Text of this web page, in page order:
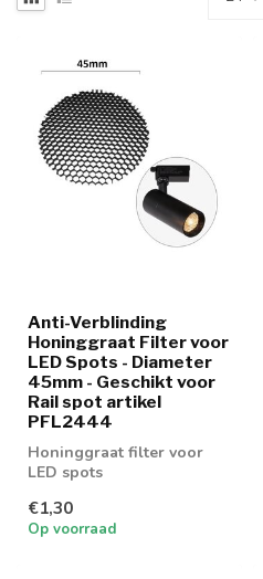
Anti-Verblinding
Honinggraat Filter voor
LED Spots - Diameter
45mm - Geschikt voor
Rail spot artikel
PFL2444
Honinggraat filter voor
LED spots
€1,30
Op voorraad